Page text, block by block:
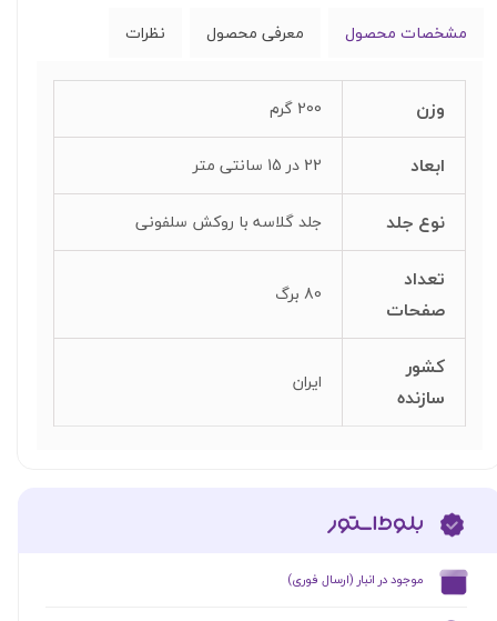
مشخصات محصول معرفی محصول نظرات
وزن 200 گرم
ابعاد 22 در 15 سانتی متر
نوع جلد جلد گلاسه با روکش سلفونی
تعداد
صفحات
80 برگ
کشور
سازنده
ایران
​موجود در انبار (ارسال فوری)